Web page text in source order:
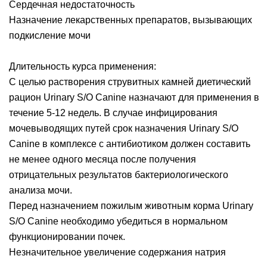
Сердечная недостаточность
Назначение лекарственных препаратов, вызывающих
подкисление мочи
Длительность курса применения:
С целью растворения струвитных камней диетический
рацион Urinary S/O Canine назначают для применения в
течение 5-12 недель. В случае инфицирования
мочевыводящих путей срок назначения Urinary S/O
Canine в комплексе с антибиотиком должен составить
не менее одного месяца после получения
отрицательных результатов бактериологического
анализа мочи.
Перед назначением пожилым животным корма Urinary
S/O Canine необходимо убедиться в нормальном
функционировании почек.
Незначительное увеличение содержания натрия